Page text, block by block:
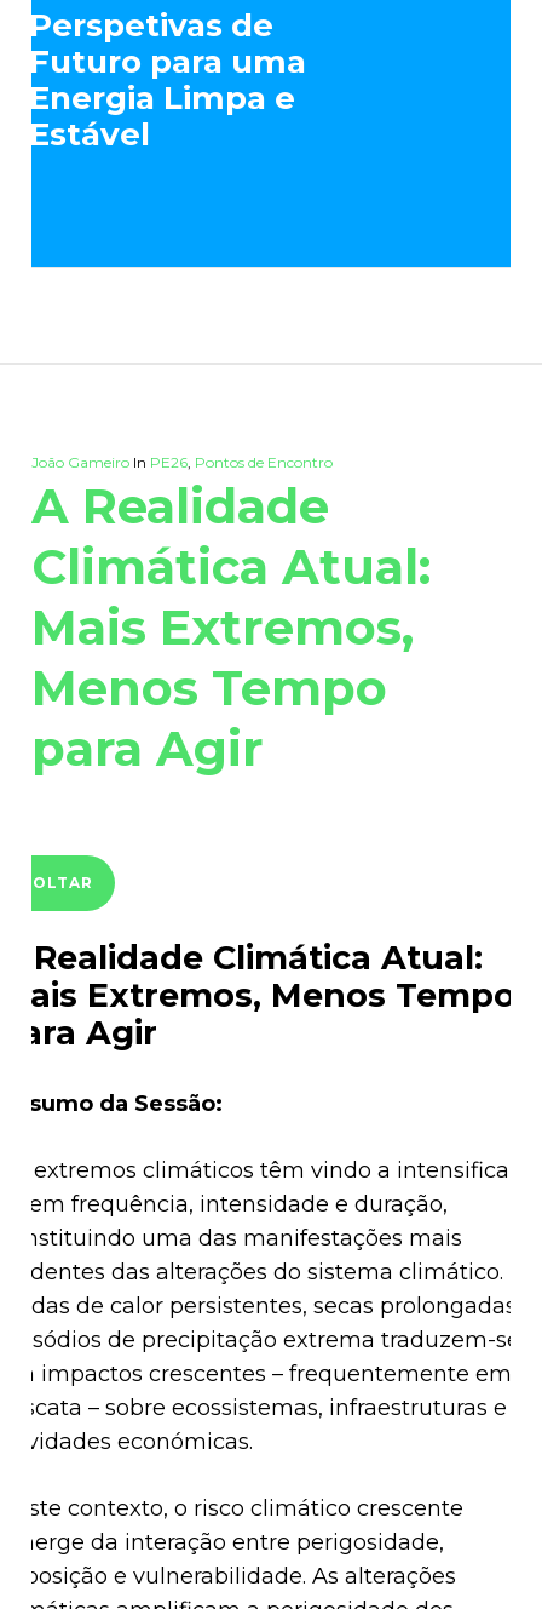
Perspetivas de
Futuro para uma
Energia Limpa e
Estável
João Gameiro In PE26, Pontos de Encontro
A Realidade
Climática Atual:
Mais Extremos,
Menos Tempo
para Agir
VOLTAR
Realidade Climática Atual:
Extremos, Menos Tempo
Agir
da Sessão:
extremos climáticos têm vindo a intensificar-
em frequência, intensidade e duração,
uma das manifestações mais
das alterações do sistema climático.
de calor persistentes, secas prolongadas e
de precipitação extrema traduzem-se
impactos crescentes – frequentemente em
– sobre ecossistemas, infraestruturas e
económicas.
contexto, o risco climático crescente
da interação entre perigosidade,
e vulnerabilidade. As alterações